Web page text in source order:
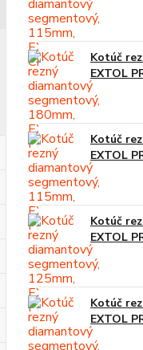
Kotúč
EXTOL
Kotúč
EXTOL
Kotúč
EXTOL
Kotúč
EXTOL